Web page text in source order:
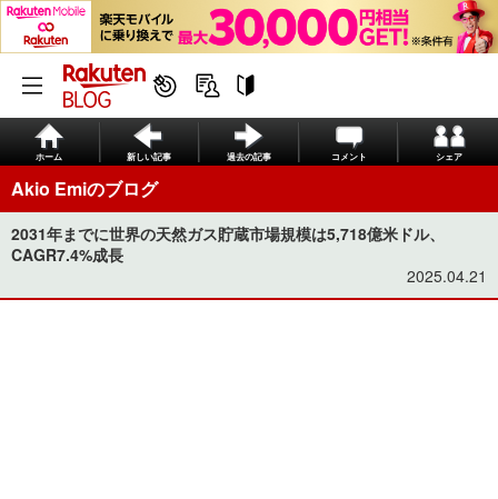
ホーム 新しい記事 過去の記事 コメント シェア
Akio Emiのブログ
2031年までに世界の天然ガス貯蔵市場規模は5,718億米ドル、
CAGR7.4%成長
2025.04.21